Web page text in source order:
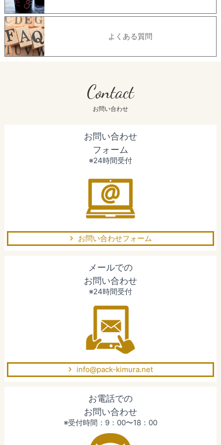
よくある質問
Contact
お問い合わせ
お問い合わせ
フォーム
※24時間受付
お問い合わせフォーム
メールでの
お問い合わせ
※24時間受付
info@pack-kimura.net
お電話での
お問い合わせ
※受付時間：9：00〜18：00